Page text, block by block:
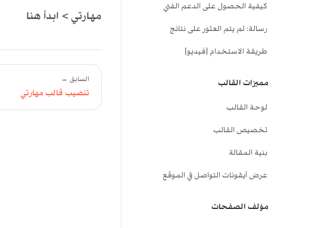
كيفية الحصول على الدعم الفني
رسالة: لم يتم العثور على نتائج
طريقة الاستخدام [فيديو]
مميزات القالب
لوحة القالب
تخصيص القالب
بنية المقالة
عرض أيقونات التواصل في الموقع
مؤلف الصفحات
مهارتي > ابدأ هنا
السابق →
تنصيب قالب مهارتي